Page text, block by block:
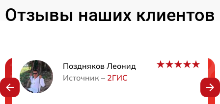
Отзывы наших клиентов
Поздняков Леонид
Источник – 2ГИС
Нужна консультация?